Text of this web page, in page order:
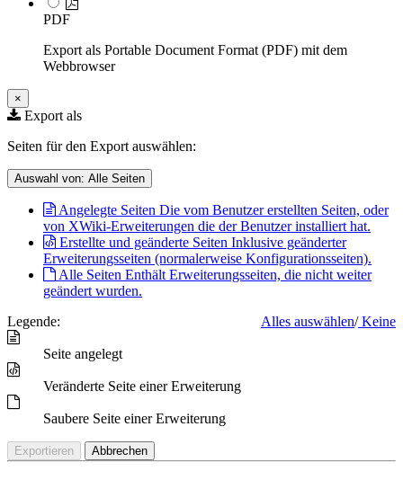
PDF
Export als Portable Document Format (PDF) mit dem
Webbrowser
×
Export als
Seiten für den Export auswählen:
Auswahl von: Alle Seiten
Angelegte Seiten Die vom Benutzer erstellten Seiten, oder
von XWiki-Erweiterungen die der Benutzer installiert hat.
Erstellte und geänderte Seiten Inklusive geänderter
Erweiterungsseiten (normalerweise Konfigurationsseiten).
Alle Seiten Enthält Erweiterungsseiten, die nicht weiter
geändert wurden.
Alles auswählen/Keine
Legende:
Seite angelegt
Veränderte Seite einer Erweiterung
Saubere Seite einer Erweiterung
Exportieren Abbrechen